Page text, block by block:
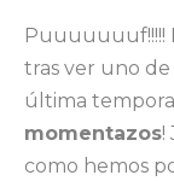
Puuuuuuuf!!!!!
tras ver uno de
última
momentazos!
como hemos